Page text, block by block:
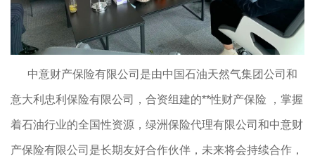
中意财产保险有限公司是由中国石油天然气集团公司和
意大利忠利保险有限公司，合资组建的**性财产保险 ，掌握
着石油行业的全国性资源，绿洲保险代理有限公司和中意财
产保险有限公司是长期友好合作伙伴，未来将会持续合作，